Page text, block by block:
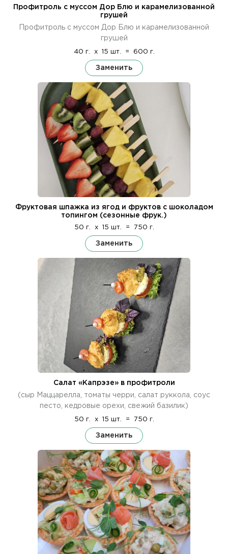
Профитроль с муссом Дор Блю и карамелизованной
грушей
Профитроль с муссом Дор Блю и карамелизованной
грушей
40 г. x 15 шт. = 600 г.
Заменить
Фруктовая шпажка из ягод и фруктов с шоколадом
топингом (сезонные фрук.)
50 г. x 15 шт. = 750 г.
Заменить
Салат «Капрэзе» в профитроли
(сыр Маццарелла, томаты черри, салат руккола, соус
песто, кедровые орехи, свежий базилик)
50 г. x 15 шт. = 750 г.
Заменить